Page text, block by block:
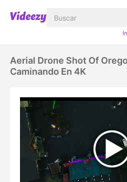
Aerial Drone Shot Of
Caminando En 4K